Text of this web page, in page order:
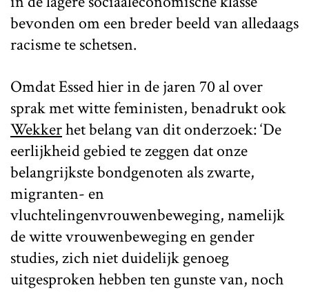
bevonden om een breder beeld van alledaags
racisme te schetsen.
Omdat Essed hier in de jaren 70 al over
sprak met witte feministen, benadrukt ook
Wekkerhet belang van dit onderzoek: ‘De
eerlijkheid gebied te zeggen dat onze
belangrijkste bondgenoten als zwarte,
migranten- en
vluchtelingenvrouwenbeweging, namelijk
de witte vrouwenbeweging en gender
studies, zich niet duidelijk genoeg
uitgesproken hebben ten gunste van, noch